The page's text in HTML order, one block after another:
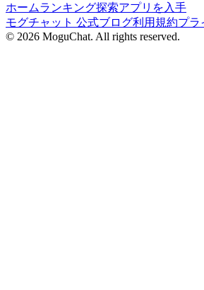
ホームランキング探索アプリを入手
モグチャット 公式ブログ利用規約プラ
© 2026 MoguChat. All rights reserved.